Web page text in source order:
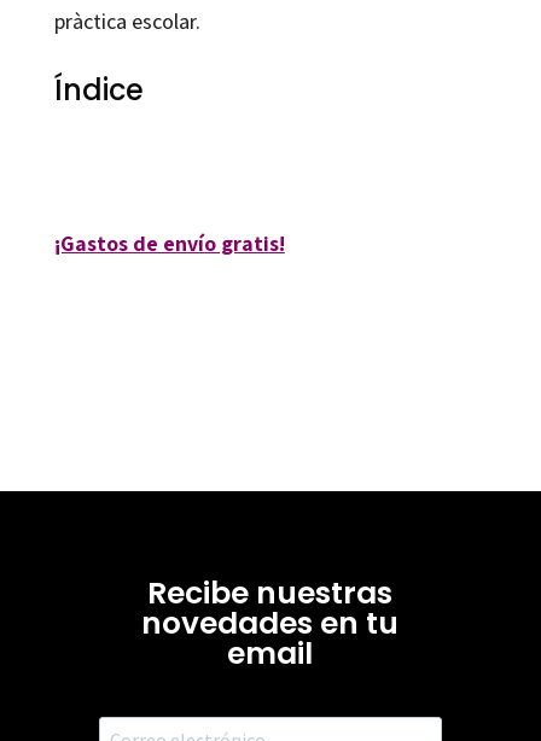
pràctica escolar.
Índice
¡Gastos de envío gratis!
Recibe nuestras
novedades en tu
email